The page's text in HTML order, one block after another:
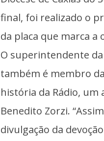
final, foi realizado o
da placa que marca a
O superintendente
também é membro
história da Rádio, um
Benedito Zorzi.
divulgação da